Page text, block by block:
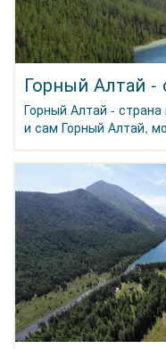
Горный Алтай -
Горный Алтай -
и сам Горный Алтай,